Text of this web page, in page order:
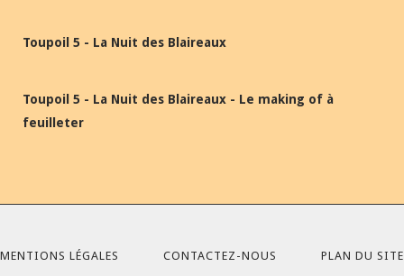
Toupoil 5 - La Nuit des Blaireaux
Toupoil 5 - La Nuit des Blaireaux - Le making of à
feuilleter
MENTIONS LÉGALES CONTACTEZ-NOUS PLAN DU SITE